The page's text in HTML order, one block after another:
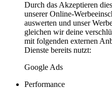
Durch das Akzeptieren
unserer Online-
auswerten und unser
gleichen wir deine
mit folgenden externen
Dienste bereits nutzt:
Google Ads
Performance